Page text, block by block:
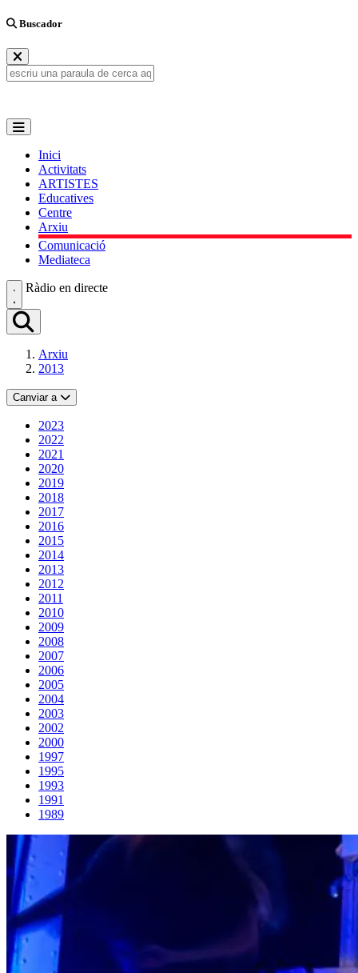
Buscador
Inici
Activitats
ARTISTES
Educatives
Centre
Arxiu
Comunicació
Mediateca
Ràdio en directe
Arxiu
2013
Canviar a
2023
2022
2021
2020
2019
2018
2017
2016
2015
2014
2013
2012
2011
2010
2009
2008
2007
2006
2005
2004
2003
2002
2000
1997
1995
1993
1991
1989